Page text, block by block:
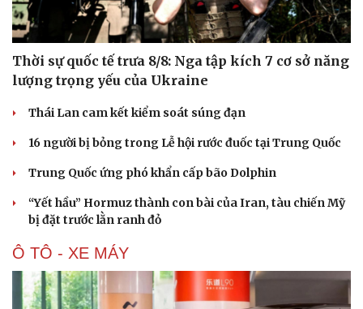
Thời sự quốc tế trưa 8/8: Nga tập kích 7 cơ sở năng
lượng trọng yếu của Ukraine
Thái Lan cam kết kiểm soát súng đạn
16 người bị bỏng trong Lễ hội rước đuốc tại Trung Quốc
Trung Quốc ứng phó khẩn cấp bão Dolphin
“Yết hầu” Hormuz thành con bài của Iran, tàu chiến Mỹ
bị đặt trước lằn ranh đỏ
Ô TÔ - XE MÁY